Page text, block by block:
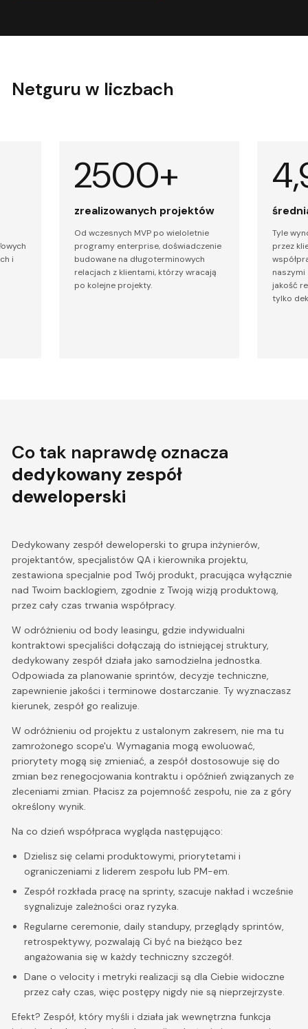
Netguru w liczbach
i
2500+
zrealizowanych projektów
Od wczesnych MVP po wieloletnie
programy enterprise, doświadczenie
budowane na długoterminowych
relacjach z klientami, którzy wracają
po kolejne projekty.
Tyle
przez
naszymi
jakość
tylko
Co tak naprawdę oznacza
dedykowany zespół
deweloperski
Dedykowany zespół deweloperski to grupa inżynierów,
projektantów, specjalistów QA i kierownika projektu,
zestawiona specjalnie pod Twój produkt, pracująca wyłącznie
nad Twoim backlogiem, zgodnie z Twoją wizją produktową,
przez cały czas trwania współpracy.
W odróżnieniu od body leasingu, gdzie indywidualni
kontraktowi specjaliści dołączają do istniejącej struktury,
dedykowany zespół działa jako samodzielna jednostka.
Odpowiada za planowanie sprintów, decyzje techniczne,
zapewnienie jakości i terminowe dostarczanie. Ty wyznaczasz
kierunek, zespół go realizuje.
W odróżnieniu od projektu z ustalonym zakresem, nie ma tu
zamrożonego scope'u. Wymagania mogą ewoluować,
priorytety mogą się zmieniać, a zespół dostosowuje się do
zmian bez renegocjowania kontraktu i opóźnień związanych ze
zleceniami zmian. Płacisz za pojemność zespołu, nie za z góry
określony wynik.
Na co dzień współpraca wygląda następująco:
Dzielisz się celami produktowymi, priorytetami i
ograniczeniami z liderem zespołu lub PM-em.
Zespół rozkłada pracę na sprinty, szacuje nakład i wcześnie
sygnalizuje zależności oraz ryzyka.
Regularne ceremonie, daily standupy, przeglądy sprintów,
retrospektywy, pozwalają Ci być na bieżąco bez
angażowania się w każdy techniczny szczegół.
Dane o velocity i metryki realizacji są dla Ciebie widoczne
przez cały czas, więc postępy nigdy nie są nieprzejrzyste.
Efekt? Zespół, który myśli i działa jak wewnętrzna funkcja